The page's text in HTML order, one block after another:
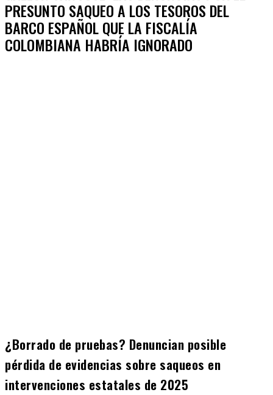
PRESUNTO SAQUEO A LOS TESOROS DEL
BARCO ESPAÑOL QUE LA FISCALÍA
COLOMBIANA HABRÍA IGNORADO
¿Borrado de pruebas? Denuncian posible
pérdida de evidencias sobre saqueos en
intervenciones estatales de 2025